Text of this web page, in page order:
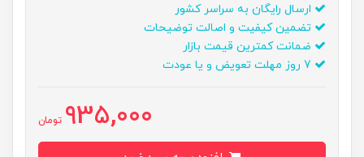
ارسال رایگان به سراسر کشور
تضمین کیفیت و اصالت توضیحات
ضمانت کمترین قیمت بازار
935,000 تومان